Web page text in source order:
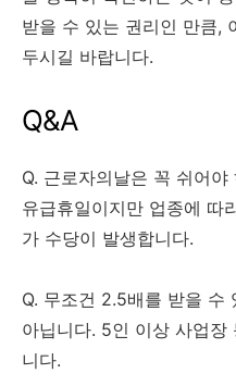
받을 수 있는 권리인 만큼,
두시길 바랍니다.
Q&A
Q. 근로자의날은 꼭 쉬어야
유급휴일이지만 업종에 따
가 수당이 발생합니다.
Q. 무조건 2.5배를 받을 수
아닙니다. 5인 이상 사업
니다.